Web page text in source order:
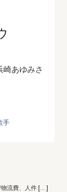
崎あゆみさ
手
流費、人件 […]